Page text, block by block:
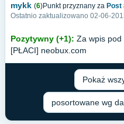
mykk (6)Punkt przyznany za Post
Ostatnio zaktualizowano 02-06-
Pozytywny (+1): Za wpis pod
[PŁACI] neobux.com